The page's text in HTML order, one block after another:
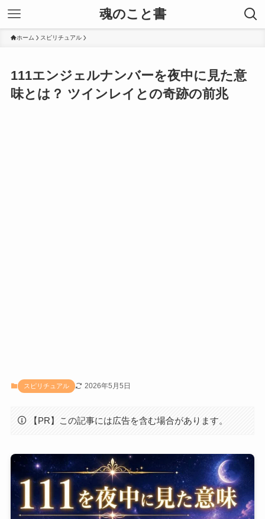
魂のこと書
ホーム スピリチュアル
111エンジェルナンバーを夜中に見た意
味とは？ ツインレイとの奇跡の前兆
スピリチュアル 2026年5月5日
【PR】この記事には広告を含む場合があります。